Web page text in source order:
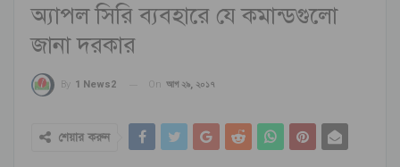
অ্যাপল সিরি ব্যবহারে যে কমান্ডগুলো
জানা দরকার
By 1 News2 On আগ ২৯, ২০১৭
শেয়ার করুন